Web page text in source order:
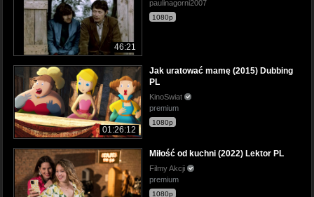
46:21
paulinagorni2007
1080p
01:26:12
Jak uratować mamę (2015) Dubbing
PL
KinoSwiat
premium
1080p
Miłość od kuchni (2022) Lektor PL
Filmy Akcji
premium
1080p